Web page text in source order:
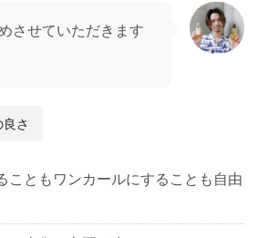
させていただきます
さ
こともワンカールにすることも自由